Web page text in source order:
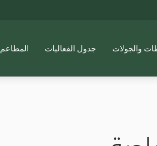
والجولات جدول الفعاليات